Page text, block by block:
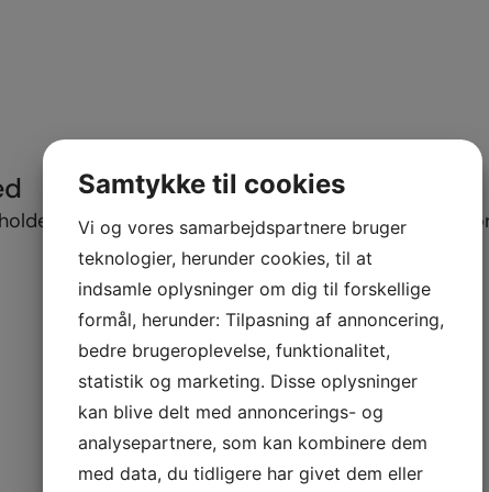
aftaler om, hvornår jobbet skal være
Samtykke til cookies
Vi og vores samarbejdspartnere bruger
teknologier, herunder cookies, til at
indsamle oplysninger om dig til forskellige
formål, herunder: Tilpasning af annoncering,
bedre brugeroplevelse, funktionalitet,
statistik og marketing. Disse oplysninger
kan blive delt med annoncerings- og
analysepartnere, som kan kombinere dem
med data, du tidligere har givet dem eller